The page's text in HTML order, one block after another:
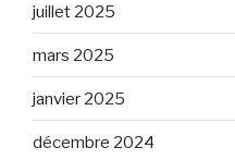
juillet 2025
mars 2025
janvier 2025
décembre 2024